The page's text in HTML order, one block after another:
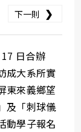
下一則 ❯
日合辦
成大系所實
東來義鄉望
及「刺球儀
動學子報名